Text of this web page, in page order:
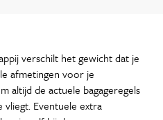
verschilt het gewicht dat je
afmetingen voor je
altijd de actuele bagageregels
vliegt. Eventuele extra